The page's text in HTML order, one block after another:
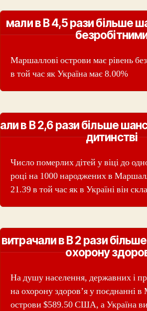
мали в В 4,5 рази більше
Маршаллові острови має рівень
в той час як Україна має 8.00%
в В 2,6 рази більше
дитинстві
Число померлих дітей у віці до
році на 1000 народжених в
21.39 в той час як в Україні він
витрачали в В 2 рази
охорону
На душу населення, державних і
на охорону здоров’я у поєднанні
острови $589.50 США, а Україна